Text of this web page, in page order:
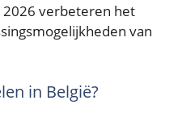
verbeteren het
van
in België?